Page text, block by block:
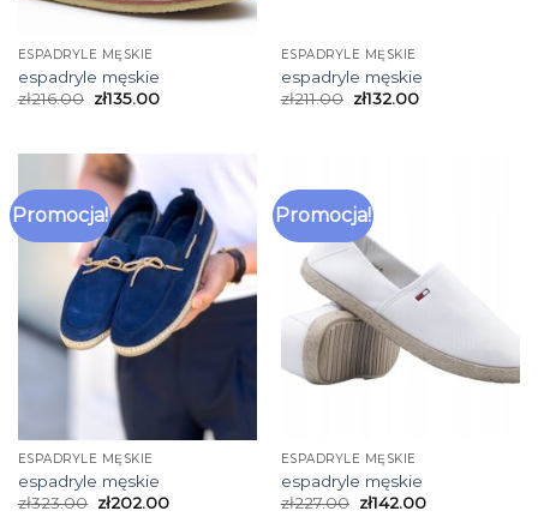
ESPADRYLE MĘSKIE
espadryle męskie
zł216.00 zł135.00
ESPADRYLE MĘSKIE
espadryle męskie
zł211.00 zł132.00
Promocja!
ESPADRYLE MĘSKIE
espadryle męskie
zł323.00 zł202.00
Promocja!
ESPADRYLE MĘSKIE
espadryle męskie
zł227.00 zł142.00